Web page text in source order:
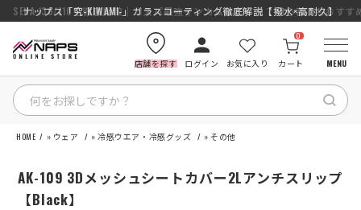
ナップス「究-KIWAMI-」ガラスコーティング徹底解説【撥水×高耐久】
SENA J30/J10を徹底比較｜コスパ最強インカムはどっち？初心者にもおすす
店舗を探す ログイン お気に入り カート
0
MENU
カテゴリから探す
HOME » ウェア » 冷感ウエア・冷感グッズ » その他
AK-109 3Dメッシュシートカバー2Lアンチスリップ
【Black】